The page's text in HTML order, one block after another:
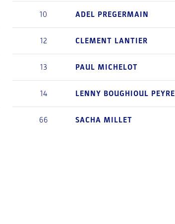
10 ADEL PREGERMAIN
12 CLEMENT LANTIER
13 PAUL MICHELOT
14 LENNY BOUGHIOUL PEYRE
66 SACHA MILLET